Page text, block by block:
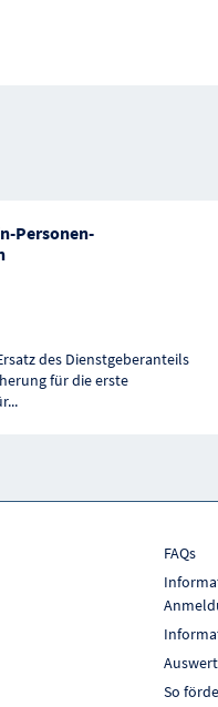
Personen-
des Dienstgeberanteils
für die erste
...
FAQs
So